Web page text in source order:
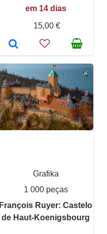
em 14 dias
15,00 €
Grafika
1 000 peças
François Ruyer: Castelo
de Haut-Koenigsbourg